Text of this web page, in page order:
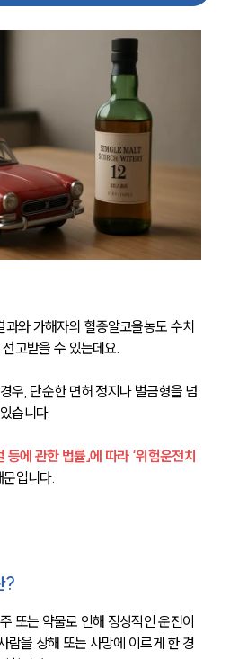
와 가해자의 혈중알코올농도 수치
고받을 수 있는데요.
우, 단순한 면허 정지나 벌금형을 넘
습니다.
등에 관한 법률」에 따라 ‘위험운전치
문입니다.
?
또는 약물로 인해 정상적인 운전이
람을 상해 또는 사망에 이르게 한 경